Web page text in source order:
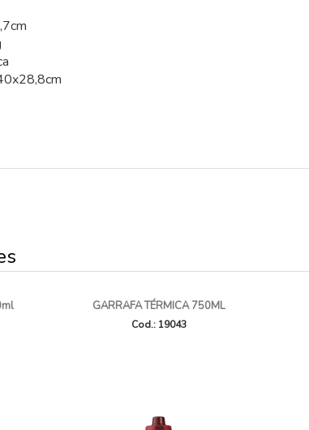
GARRAFA TÉRMICA 750ML
Cod.: 19043